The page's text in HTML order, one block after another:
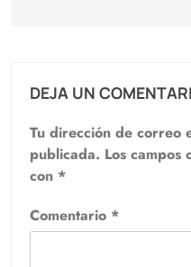
DEJA UN
Tu dirección de correo
publicada. Los campos
con *
Comentario *